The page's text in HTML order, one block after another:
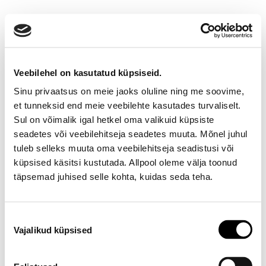
Veebilehel on kasutatud küpsiseid.
Sinu privaatsus on meie jaoks oluline ning me soovime,
et tunneksid end meie veebilehte kasutades turvaliselt.
Sul on võimalik igal hetkel oma valikuid küpsiste
seadetes või veebilehitseja seadetes muuta. Mõnel juhul
tuleb selleks muuta oma veebilehitseja seadistusi või
küpsised käsitsi kustutada. Allpool oleme välja toonud
täpsemad juhised selle kohta, kuidas seda teha.
valik
Vajalikud küpsised
Ootamatu viga!
Proovi varsti uuesti
Telefon E-R 9-17 6673334